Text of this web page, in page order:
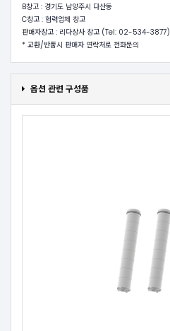
B창고 : 경기도 남양주시 다산동
C창고 : 협력업체 창고
판매자창고 : 리다상사 창고 (Tel: 02-534-3877)
* 교환/반품시 판매자 연락처로 전화문의
옵션 관련 구성품